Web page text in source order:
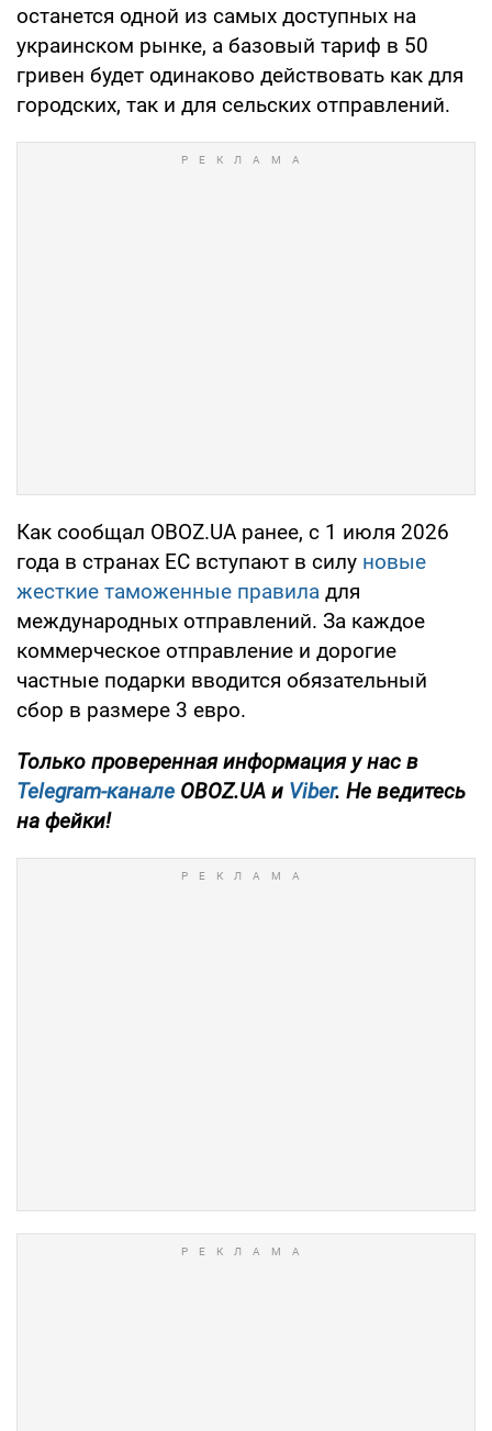
останется одной из самых доступных на
украинском рынке, а базовый тариф в 50
гривен будет одинаково действовать как для
городских, так и для сельских отправлений.
Как сообщал OBOZ.UA ранее, с 1 июля 2026
года в странах ЕС вступают в силу новые
жесткие таможенные правила для
международных отправлений. За каждое
коммерческое отправление и дорогие
частные подарки вводится обязательный
сбор в размере 3 евро.
Только проверенная информация у нас в
Telegram-канале OBOZ.UA и Viber. Не ведитесь
на фейки!